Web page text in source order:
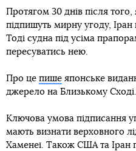
Протягом 30 днів після
підпишуть мирну угоду,
Тоді судна під усіма
пересуватись нею.
Про це пише японське
джерело на Близькому Сході.
Ключова умова підписання
мають визнати верховного
Хаменеї. Також США та Іран